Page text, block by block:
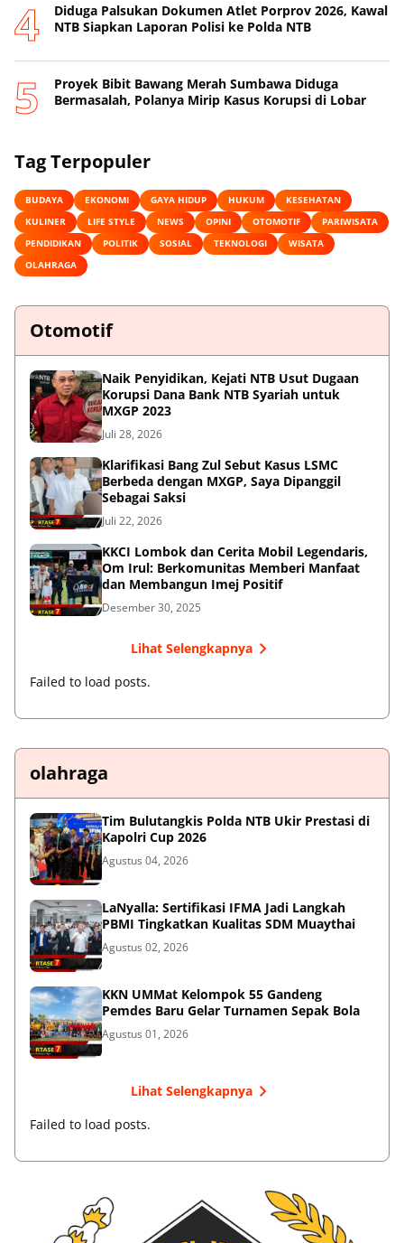
Diduga Palsukan Dokumen Atlet Porprov 2026, Kawal
NTB Siapkan Laporan Polisi ke Polda NTB
Proyek Bibit Bawang Merah Sumbawa Diduga
Bermasalah, Polanya Mirip Kasus Korupsi di Lobar
Tag Terpopuler
BUDAYA EKONOMI GAYA HIDUP HUKUM
KESEHATAN
KULINER
LIFE STYLE NEWS OPINI OTOMOTIF
PARIWISATA
PENDIDIKAN
POLITIK SOSIAL TEKNOLOGI
WISATA
OLAHRAGA
Otomotif
Naik Penyidikan, Kejati NTB Usut Dugaan
Korupsi Dana Bank NTB Syariah untuk
MXGP 2023
Juli 28, 2026
Klarifikasi Bang Zul Sebut Kasus LSMC
Berbeda dengan MXGP, Saya Dipanggil
Sebagai Saksi
Juli 22, 2026
KKCI Lombok dan Cerita Mobil Legendaris,
Om Irul: Berkomunitas Memberi Manfaat
dan Membangun Imej Positif
Desember 30, 2025
Lihat Selengkapnya
Failed to load posts.
olahraga
Tim Bulutangkis Polda NTB Ukir Prestasi di
Kapolri Cup 2026
Agustus 04, 2026
LaNyalla: Sertifikasi IFMA Jadi Langkah
PBMI Tingkatkan Kualitas SDM Muaythai
Agustus 02, 2026
KKN UMMat Kelompok 55 Gandeng
Pemdes Baru Gelar Turnamen Sepak Bola
Agustus 01, 2026
Lihat Selengkapnya
Failed to load posts.